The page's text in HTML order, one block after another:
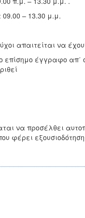
– 13.30 μ.μ.
απαιτείται να
επίσημο έγγραφο απ΄
να προσέλθει
φέρει